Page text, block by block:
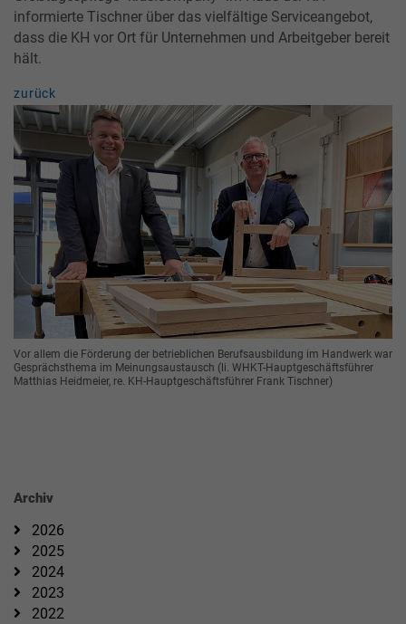
informierte Tischner über das vielfältige Serviceangebot,
dass die KH vor Ort für Unternehmen und Arbeitgeber bereit
hält.
zurück
Vor allem die Förderung der betrieblichen Berufsausbildung im Handwerk war
Gesprächsthema im Meinungsaustausch (li. WHKT-Hauptgeschäftsführer
Matthias Heidmeier, re. KH-Hauptgeschäftsführer Frank Tischner)
Archiv
2026
2025
2024
2023
2022